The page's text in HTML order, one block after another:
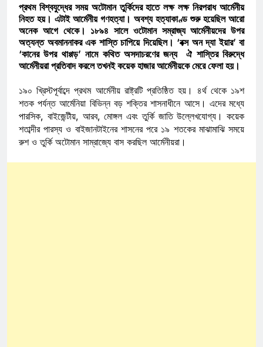
প্রথম বিশ্বযুদ্ধের সময় অটোমান তুর্কিদের হাতে লক্ষ লক্ষ নিরপরাধ আর্মেনীয়
নিহত হয়। এটাই আর্মেনীয় গণহত্যা। অবশ্য হত্যাকাণ্ড শুরু হয়েছিল আরো
অনেক আগে থেকে। ১৮৯৪ সালে ওটোমান সম্রাজ্য আর্মেনীয়দের উপর
অত্যন্ত অবমাননাকর এক শাস্তি চাপিয়ে দিয়েছিল। ‘বক্স অন দ্যা ইয়ার’ বা
‘কানের উপর থাপ্পড়’ নামে কথিত অসদাচরণের জন্য ঐ শাস্তির বিরুদ্ধে
আর্মেনীয়রা প্রতিবাদ করলে তখনই কয়েক হাজার আর্মেনীয়কে মেরে ফেলা হয়।
১৯০ খ্রিস্টপূর্বাব্দে প্রথম আর্মেনীয় রাষ্ট্রটি প্রতিষ্ঠিত হয়। ৪র্থ থেকে ১৯শ
শতক পর্যন্ত আর্মেনিয়া বিভিন্ন বড় শক্তির শাসনাধীনে আসে। এদের মধ্যে
পারসিক, বাইজেন্টীয়, আরব, মোঙ্গল এবং তুর্কি জাতি উল্লেখযোগ্য। কয়েক
শতাব্দীর পারস্য ও বাইজানটাইনের শাসনের পরে ১৯ শতকের মাঝামাঝি সময়ে
রুশ ও তুর্কি অটোমান সাম্রাজ্যে বাস করছিল আর্মেনীয়রা।